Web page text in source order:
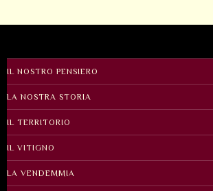
IL NOSTRO PENSIERO
LA NOSTRA STORIA
IL TERRITORIO
IL VITIGNO
LA VENDEMMIA